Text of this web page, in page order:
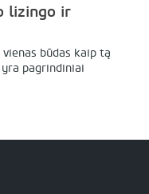
lizingo ir
būdas kaip tą
pagrindiniai